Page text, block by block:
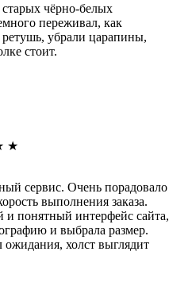
чёрно-белых
переживал, как
убрали царапины,
стоит.
★
сервис. Очень порадовало
выполнения заказа.
и понятный интерфейс сайта,
и выбрала размер.
ожидания, холст выглядит